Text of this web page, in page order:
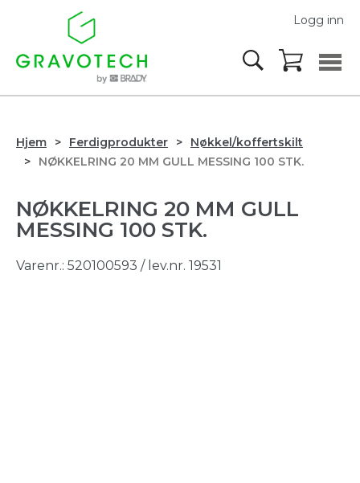
Logg inn
Hjem Ferdigprodukter
Nøkkel/koffertskilt
NØKKELRING 20 MM GULL MESSING 100 STK.
NØKKELRING 20 MM GULL
MESSING 100 STK.
Varenr.: 520100593 / lev.nr. 19531